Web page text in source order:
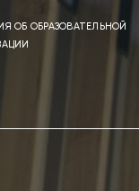
ОБ ОБРАЗОВАТЕЛЬНОЙ